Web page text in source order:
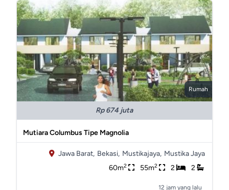
Rumah
Rp 674 juta
Mutiara Columbus Tipe Magnolia
Jawa Barat, Bekasi, Mustikajaya, Mustika Jaya
60m2 55m2 2 2
12 jam yang lalu